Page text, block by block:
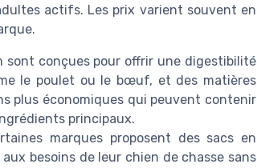
actifs. Les prix varient souvent en
sont conçues pour offrir une digestibilité
le poulet ou le bœuf, et des matières
plus économiques qui peuvent contenir
principaux.
marques proposent des sacs en
besoins de leur chien de chasse sans